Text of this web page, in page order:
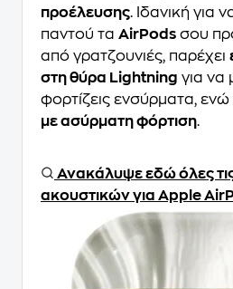
προέλευσης. Ιδανική για
παντού τα AirPods σου
από γρατζουνιές, παρέχει
στη θύρα Lightning για να
φορτίζεις ενσύρματα, ενώ
με ασύρματη φόρτιση.
Ανακάλυψε εδώ όλες
ακουστικών για Apple